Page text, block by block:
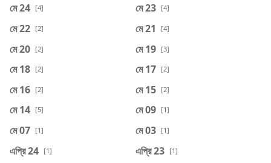
মে 24 [4] মে 23 [4]
মে 22 [2] মে 21 [4]
মে 20 [2] মে 19 [3]
মে 18 [2] মে 17 [2]
মে 16 [2] মে 15 [2]
মে 14 [5] মে 09 [1]
মে 07 [1] মে 03 [1]
এপ্রি 24 [1] এপ্রি 23 [1]